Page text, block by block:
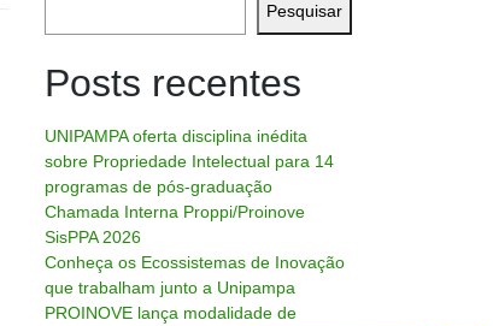
Pesquisar
Posts recentes
UNIPAMPA oferta disciplina inédita
sobre Propriedade Intelectual para 14
programas de pós-graduação
Chamada Interna Proppi/Proinove
SisPPA 2026
Conheça os Ecossistemas de Inovação
que trabalham junto a Unipampa
PROINOVE lança modalidade de